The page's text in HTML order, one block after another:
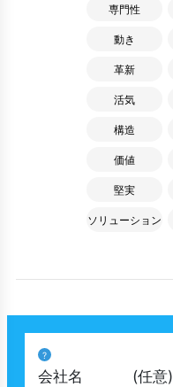
専門性
動き
革新
活気
構造
価値
堅実
ソリューション
?
会社名 (任意)